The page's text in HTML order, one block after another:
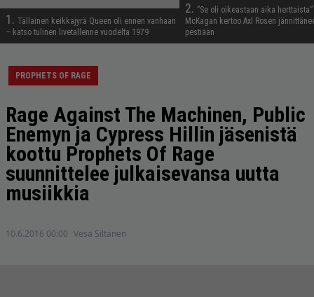
1. Tällainen keikkajyrä Queen oli ennen vanhaan
– katso tulinen livetallenne vuodelta 1979
2. ”Se oli oikeastaan aika
McKagan kertoo Axl Rosen
pestiään
PROPHETS OF RAGE
Rage Against The Machinen, Public
Enemyn ja Cypress Hillin jäsenistä
koottu Prophets Of Rage
suunnittelee julkaisevansa uutta
musiikkia
10.6.2016 00:00 Vesa Siltanen